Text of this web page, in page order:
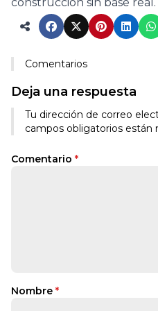
Comentarios
Deja una respuesta
Tu dirección de correo
campos obligatorios están
Comentario *
Nombre *